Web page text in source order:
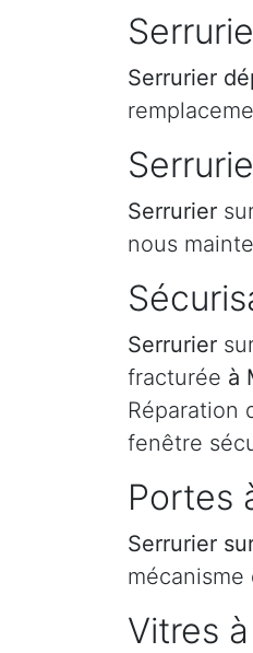
Serrurier
Serrurier
nous
Serrurier
fracturée à
Réparation
fenêtre
Portes
Serrurier
Vitres